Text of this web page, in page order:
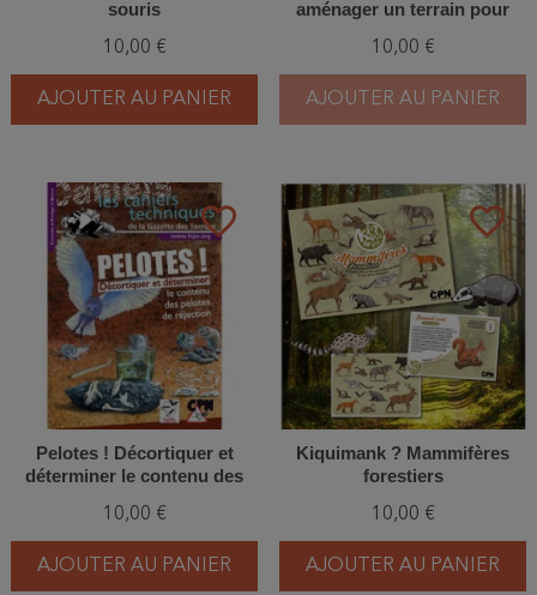
souris
10,00 €
AJOUTER AU PANIER
aménager un terrain pour
10,00 €
AJOUTER AU PANIER
favorite_border
Pelotes ! Décortiquer et
déterminer le contenu des
10,00 €
AJOUTER AU PANIER
favorite_border
Kiquimank ? Mammifères
forestiers
10,00 €
AJOUTER AU PANIER